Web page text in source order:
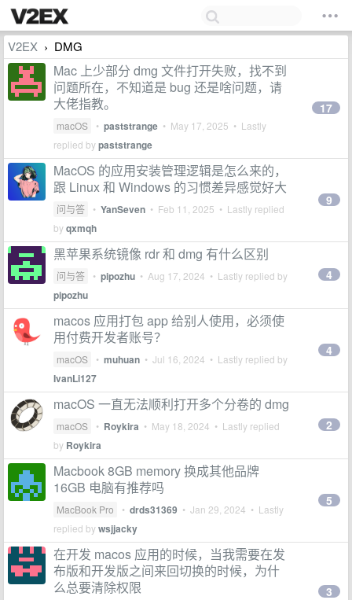
V2EX › DMG
Mac 上少部分 dmg 文件打开失败，找不到
问题所在，不知道是 bug 还是啥问题，请
大佬指教。
macOS • paststrange • May 17, 2025 • Lastly
replied bypaststrange
17
MacOS 的应用安装管理逻辑是怎么来的，
跟 Linux 和 Windows 的习惯差异感觉好大
问与答 • YanSeven • Feb 11, 2025 • Lastly replied
byqxmqh
9
黑苹果系统镜像 rdr 和 dmg 有什么区别
问与答 • pipozhu • Aug 17, 2024 • Lastly replied by
pipozhu
4
macos 应用打包 app 给别人使用，必须使
用付费开发者账号？
macOS • muhuan • Jul 16, 2024 • Lastly replied by
IvanLi127
4
macOS 一直无法顺利打开多个分卷的 dmg
macOS • Roykira • May 18, 2024 • Lastly replied
by Roykira
2
Macbook 8GB memory 换成其他品牌
16GB 电脑有推荐吗
MacBook Pro • drds31369 • Jan 29, 2024 • Lastly
replied bywsjjacky
5
在开发 macos 应用的时候，当我需要在发
布版和开发版之间来回切换的时候，为什
么总要清除权限
3